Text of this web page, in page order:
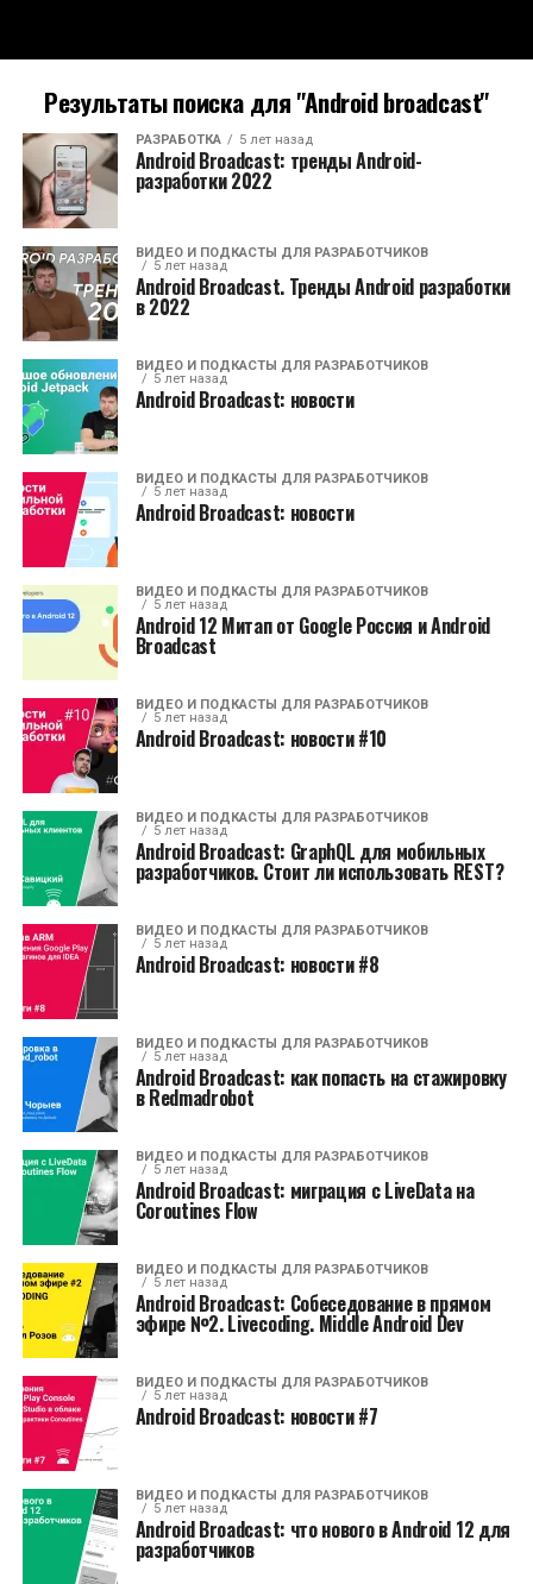
Результаты поиска для "Android broadcast"
РАЗРАБОТКА 5 лет назад
Android Broadcast: тренды Android-
разработки 2022
ВИДЕО И ПОДКАСТЫ ДЛЯ РАЗРАБОТЧИКОВ
5 лет назад
Android Broadcast. Тренды Android разработки
в 2022
ВИДЕО И ПОДКАСТЫ ДЛЯ РАЗРАБОТЧИКОВ
5 лет назад
Android Broadcast: новости
ВИДЕО И ПОДКАСТЫ ДЛЯ РАЗРАБОТЧИКОВ
5 лет назад
Android Broadcast: новости
ВИДЕО И ПОДКАСТЫ ДЛЯ РАЗРАБОТЧИКОВ
5 лет назад
Android 12 Митап от Google Россия и Android
Broadcast
ВИДЕО И ПОДКАСТЫ ДЛЯ РАЗРАБОТЧИКОВ
5 лет назад
Android Broadcast: новости #10
ВИДЕО И ПОДКАСТЫ ДЛЯ РАЗРАБОТЧИКОВ
5 лет назад
Android Broadcast: GraphQL для мобильных
разработчиков. Стоит ли использовать REST?
ВИДЕО И ПОДКАСТЫ ДЛЯ РАЗРАБОТЧИКОВ
5 лет назад
Android Broadcast: новости #8
ВИДЕО И ПОДКАСТЫ ДЛЯ РАЗРАБОТЧИКОВ
5 лет назад
Android Broadcast: как попасть на стажировку
в Redmadrobot
ВИДЕО И ПОДКАСТЫ ДЛЯ РАЗРАБОТЧИКОВ
5 лет назад
Android Broadcast: миграция с LiveData на
Coroutines Flow
ВИДЕО И ПОДКАСТЫ ДЛЯ РАЗРАБОТЧИКОВ
5 лет назад
Android Broadcast: Собеседование в прямом
эфире №2. Livecoding. Middle Android Dev
ВИДЕО И ПОДКАСТЫ ДЛЯ РАЗРАБОТЧИКОВ
5 лет назад
Android Broadcast: новости #7
ВИДЕО И ПОДКАСТЫ ДЛЯ РАЗРАБОТЧИКОВ
5 лет назад
Android Broadcast: что нового в Android 12 для
разработчиков